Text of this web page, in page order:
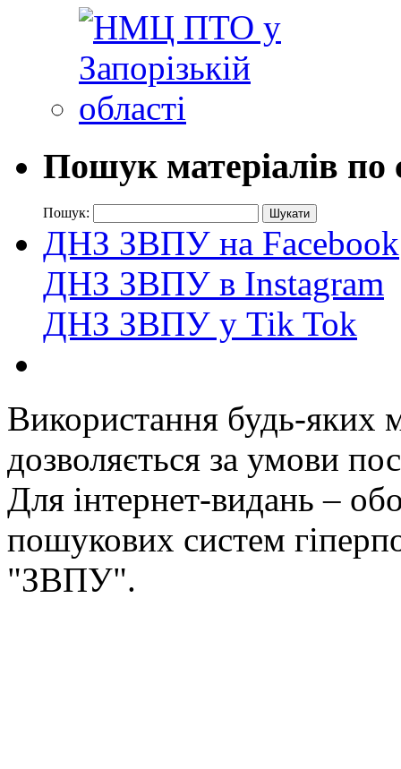
Пошук матеріалів по
Пошук:
ДНЗ ЗВПУ на Facebook
ДНЗ ЗВПУ в Instagram
ДНЗ ЗВПУ у Tik Tok
Використання будь-яких
дозволяється за умови
Для інтернет-видань –
пошукових систем
"ЗВПУ".